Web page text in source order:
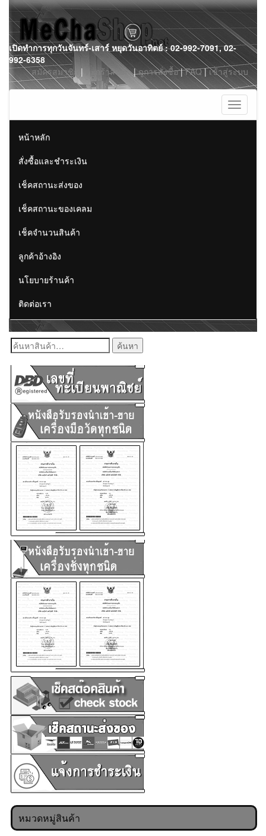
Skip
to
content
เปิดทำการทุกวันจันทร์-เสาร์ หยุดวันอาทิตย์ : 02-992-7091, 02-
992-6358
สมัครสมาชิก | ตะกร้าสินค้า|ดูการสั่งซื้อ|FAQ|เข้าสู่ระบบ
Toggle
หน้าหลัก
สั่งซื้อและชำระเงิน
เช็คสถานะส่งของ
เช็คสถานะของเคลม
เช็คจำนวนสินค้า
ลูกค้าอ้างอิง
นโยบายร้านค้า
ติดต่อเรา
ค้นหา:
หมวดหมู่สินค้า